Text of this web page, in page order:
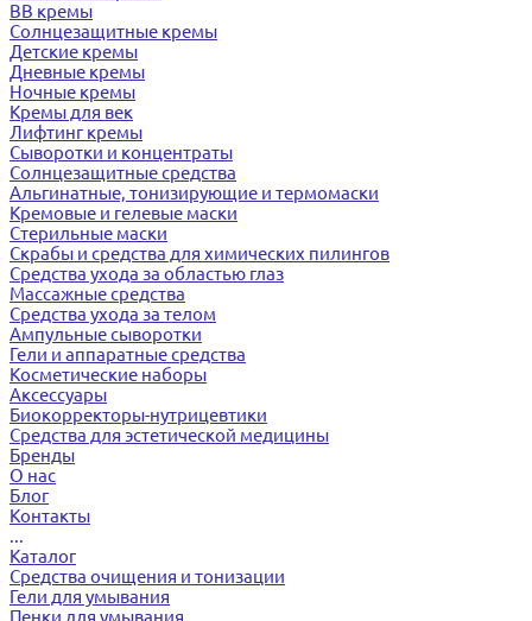
BB кремы
Солнцезащитные кремы
Детские кремы
Дневные кремы
Ночные кремы
Кремы для век
Лифтинг кремы
Сыворотки и концентраты
Солнцезащитные средства
Альгинатные, тонизирующие и термомаски
Кремовые и гелевые маски
Стерильные маски
Скрабы и средства для химических пилингов
Средства ухода за областью глаз
Массажные средства
Средства ухода за телом
Ампульные сыворотки
Гели и аппаратные средства
Косметические наборы
Аксессуары
Биокорректоры-нутрицевтики
Средства для эстетической медицины
Бренды
О нас
Блог
Контакты
...
Каталог
Средства очищения и тонизации
Гели для умывания
Пенки для умывания